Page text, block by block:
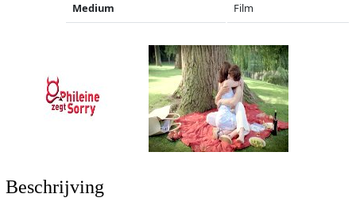
Medium Film
Beschrijving